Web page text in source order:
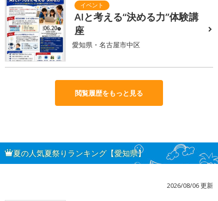
AIと考える“決める力”体験講
座
愛知県・名古屋市中区
閲覧履歴をもっと見る
夏の人気夏祭りランキング【愛知県】
2026/08/06 更新